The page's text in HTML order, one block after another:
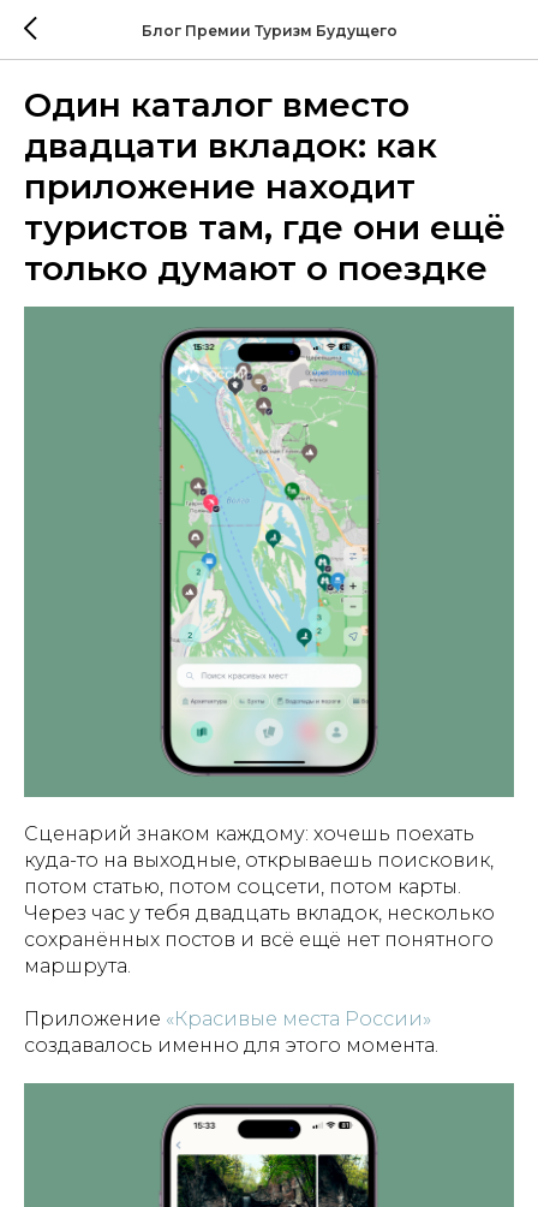
Блог Премии Туризм Будущего
Один каталог вместо
двадцати вкладок: как
приложение находит
туристов там, где они ещё
только думают о поездке
Сценарий знаком каждому: хочешь поехать
куда-то на выходные, открываешь поисковик,
потом статью, потом соцсети, потом карты.
Через час у тебя двадцать вкладок, несколько
сохранённых постов и всё ещё нет понятного
маршрута.
Приложение «Красивые места России»
создавалось именно для этого момента.